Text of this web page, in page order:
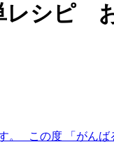
シピ
。 この度 「がん